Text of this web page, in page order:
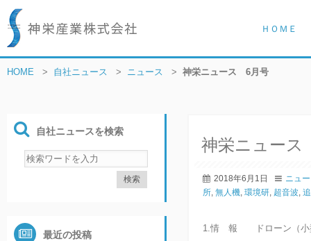
ＨＯＭＥ
HOME > 自社ニュース > ニュース > 神栄ニュース 6月号
神栄ニュー
2018年6月1日
ニュ
所 無人機 環境研 超音波
1.情 報 ドローン（小型
自社ニュースを検索
最近の投稿